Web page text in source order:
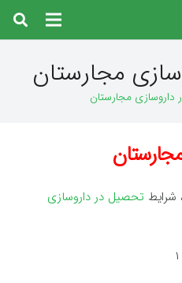
مجارستان
مجارستان
تحصیل در داروسازی